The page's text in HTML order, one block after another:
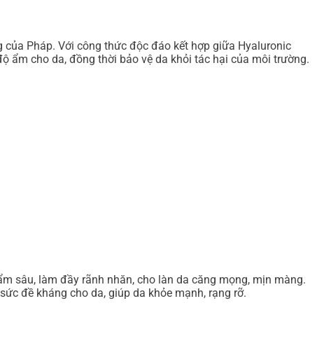
Pháp. Với công thức độc đáo kết hợp giữa Hyaluronic
ẩm cho da, đồng thời bảo vệ da khỏi tác hại của môi trường.
sâu, làm đầy rãnh nhăn, cho làn da căng mọng, mịn màng.
đề kháng cho da, giúp da khỏe mạnh, rạng rỡ.